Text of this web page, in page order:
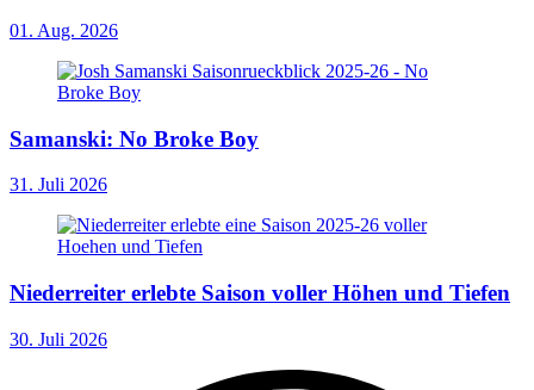
01. Aug. 2026
Samanski: No Broke Boy
31. Juli 2026
Niederreiter erlebte Saison voller Höhen und Tiefen
30. Juli 2026